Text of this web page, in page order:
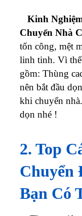
Kinh
Chuyển Nhà
tốn công, mệt
linh tinh. Vì thế
gồm: Thùng
nên bắt đầu
khi chuyển
dọn nhé !
2. Top
Chuyển
Bạn Có